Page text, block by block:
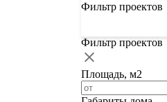
Фильтр проектов
Фильтр проектов
Площадь, м2